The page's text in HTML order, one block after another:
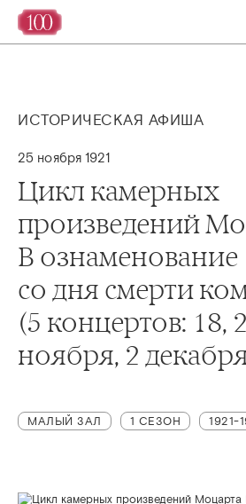
ИСТОРИЧЕСКАЯ АФИША
25 ноября 1921
Цикл камерных
произведений
В ознаменование
со дня смерти
(5 концертов: 18,
ноября, 2
МАЛЫЙ ЗАЛ 1 СЕЗОН 1921-